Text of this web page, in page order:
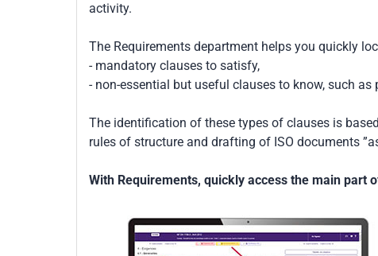
activity.
The Requirements department helps you quickly
- mandatory clauses to satisfy,
- non-essential but useful clauses to know, such
The identification of these types of clauses is
rules of structure and drafting of ISO documents
With Requirements, quickly access the main part